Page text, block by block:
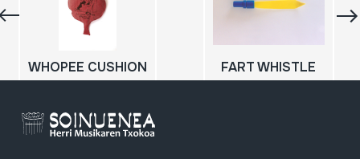
WHOPEE CUSHION FART WHISTLE